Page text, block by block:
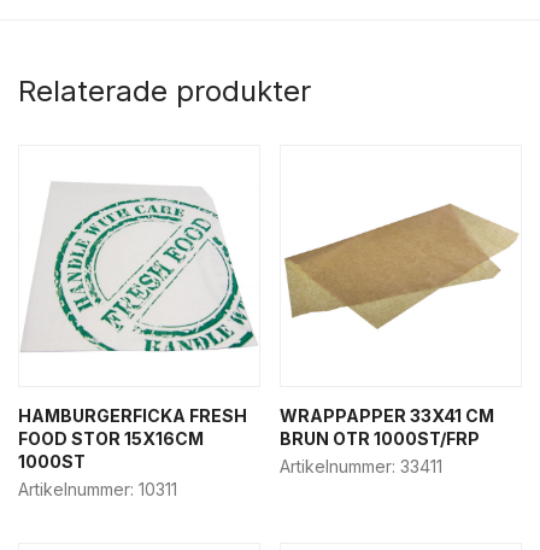
Relaterade produkter
HAMBURGERFICKA FRESH
FOOD STOR 15X16CM
1000ST
Artikelnummer: 10311
WRAPPAPPER 33X41 CM
BRUN OTR 1000ST/FRP
Artikelnummer: 33411